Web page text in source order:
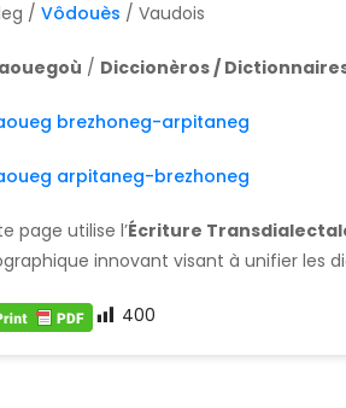
/ Vôdouès / Vaudois
/ Diccionèros /
brezhoneg-arpitaneg
arpitaneg-brezhoneg
page utilise l’Écriture
innovant visant à unifier les
400